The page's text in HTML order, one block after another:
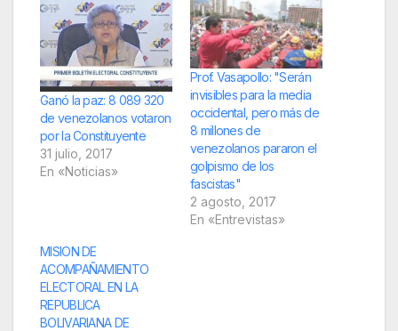
Ganó la paz: 8 089 320
de venezolanos votaron
por la Constituyente
31 julio, 2017
En «Noticias»
Prof. Vasapollo: "Serán
invisibles para la media
occidental, pero más de
8 millones de
venezolanos pararon el
golpismo de los
fascistas"
2 agosto, 2017
En «Entrevistas»
MISION DE
ACOMPAÑAMIENTO
ELECTORAL EN LA
REPUBLICA
BOLIVARIANA DE